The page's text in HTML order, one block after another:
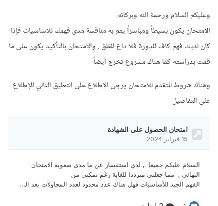
وعليكم السلام ورحمة الله وبركاته.
الامتحان يكون بسيطاً ومباشراً يتم به مناقشة مدى فهمك للاساسيات فإذا
كان لديك فهم كاف للدورة فلا داع للقلق . والامتحان بالتأكيد يكون على ما
قمت بدراسته كما هناك مشروع تخرج أيضاً
وهناك شروط للتقدم للامتحان يرجى الإطلاع على التعليق التالي للإطلاع
على التفاصيل